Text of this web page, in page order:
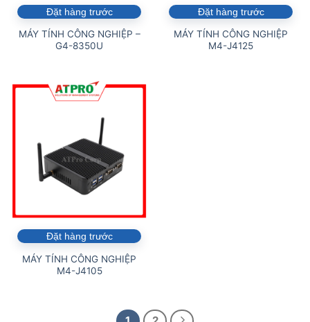
Đặt hàng trước
MÁY TÍNH CÔNG NGHIỆP –
G4-8350U
Đặt hàng trước
MÁY TÍNH CÔNG NGHIỆP
M4-J4125
Đặt hàng trước
MÁY TÍNH CÔNG NGHIỆP
M4-J4105